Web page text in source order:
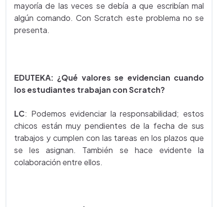
mayoría de las veces se debía a que escribían mal
algún comando. Con Scratch este problema no se
presenta.
EDUTEKA: ¿Qué valores se evidencian cuando
los estudiantes trabajan con Scratch?
LC: Podemos evidenciar la responsabilidad; estos
chicos están muy pendientes de la fecha de sus
trabajos y cumplen con las tareas en los plazos que
se les asignan. También se hace evidente la
colaboración entre ellos.